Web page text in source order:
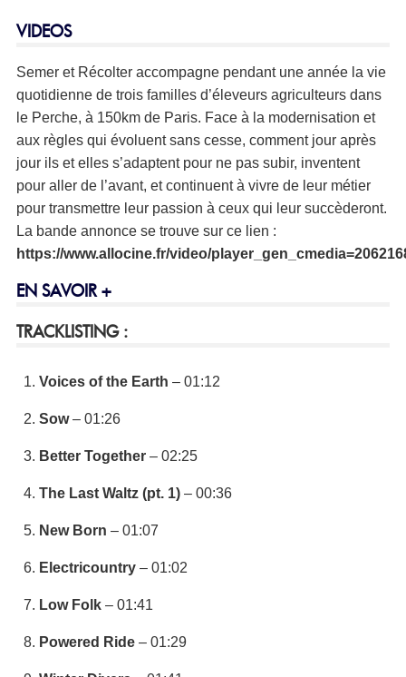
VIDEOS
Semer et Récolter accompagne pendant une année la vie
quotidienne de trois familles d’éleveurs agriculteurs dans
le Perche, à 150km de Paris. Face à la modernisation et
aux règles qui évoluent sans cesse, comment jour après
jour ils et elles s’adaptent pour ne pas subir, inventent
pour aller de l’avant, et continuent à vivre de leur métier
pour transmettre leur passion à ceux qui leur succèderont.
La bande annonce se trouve sur ce lien :
https://www.allocine.fr/video/
EN SAVOIR +
TRACKLISTING :
Voices of the Earth – 01:12
Sow– 01:26
Better Together– 02:25
The Last Waltz (pt. 1)– 00:36
New Born – 01:07
Electricountry– 01:02
Low Folk – 01:41
Powered Ride– 01:29